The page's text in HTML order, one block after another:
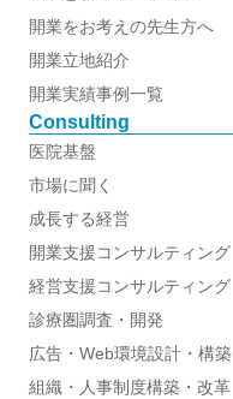
開業をお考えの先生方へ
開業立地紹介
開業実績事例一覧
Consulting
医院基盤
市場に聞く
成長する経営
開業支援コンサルティング
経営支援コンサルティング
診療圏調査・開発
広告・Web環境設計・構築
組織・人事制度構築・改革